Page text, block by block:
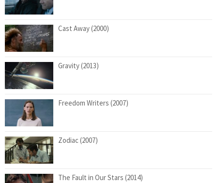
Cast Away (2000)
Gravity (2013)
Freedom Writers (2007)
Zodiac (2007)
The Fault in Our Stars (2014)